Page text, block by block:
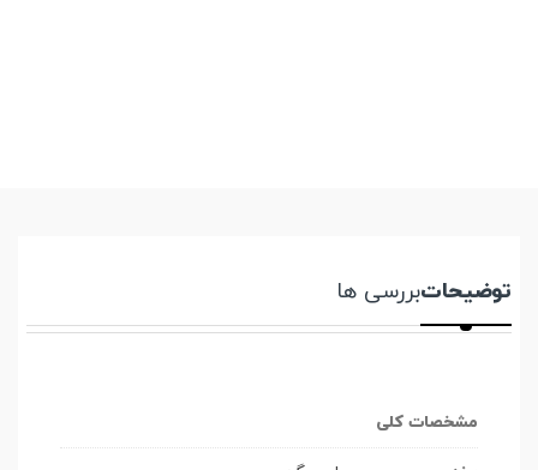
توضیحاتبررسی ها
مشخصات کلی